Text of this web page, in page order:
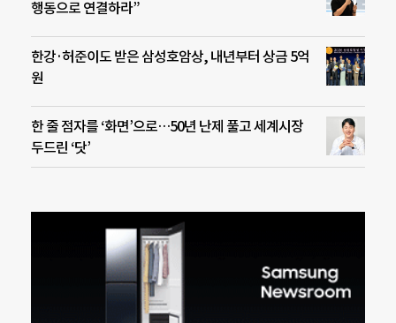
행동으로 연결하라”
한강·허준이도 받은 삼성호암상, 내년부터 상금 5억
원
한 줄 점자를 ‘화면’으로…50년 난제 풀고 세계시장
두드린 ‘닷’